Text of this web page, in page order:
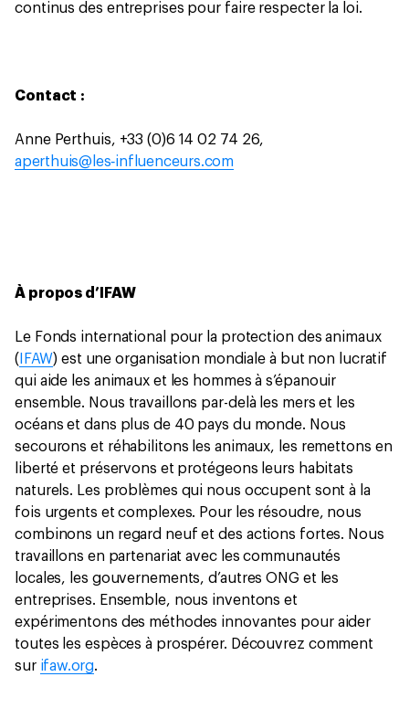
continus des entreprises pour faire respecter la loi.
Contact :
Anne Perthuis, +33 (0)6 14 02 74 26,
aperthuis@les‑influenceurs.com
À propos d’IFAW
Le Fonds international pour la protection des animaux
( IFAW) est une organisation mondiale à but non lucratif
qui aide les animaux et les hommes à s’épanouir
ensemble. Nous travaillons par-delà les mers et les
océans et dans plus de 40 pays du monde. Nous
secourons et réhabilitons les animaux, les remettons en
liberté et préservons et protégeons leurs habitats
naturels. Les problèmes qui nous occupent sont à la
fois urgents et complexes. Pour les résoudre, nous
combinons un regard neuf et des actions fortes. Nous
travaillons en partenariat avec les communautés
locales, les gouvernements, d’autres ONG et les
entreprises. Ensemble, nous inventons et
expérimentons des méthodes innovantes pour aider
toutes les espèces à prospérer. Découvrez comment
sur ifaw.org.